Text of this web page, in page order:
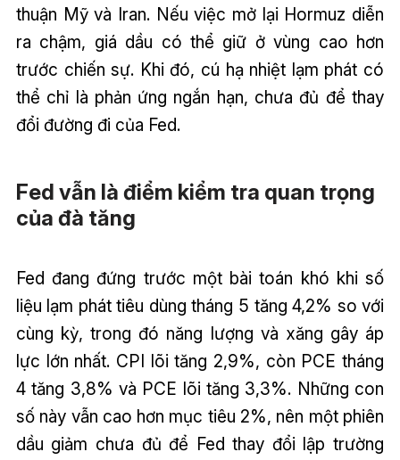
thuận Mỹ và Iran. Nếu việc mở lại Hormuz diễn
ra chậm, giá dầu có thể giữ ở vùng cao hơn
trước chiến sự. Khi đó, cú hạ nhiệt lạm phát có
thể chỉ là phản ứng ngắn hạn, chưa đủ để thay
đổi đường đi của Fed.
Fed vẫn là điểm kiểm tra quan trọng
của đà tăng
Fed đang đứng trước một bài toán khó khi số
liệu lạm phát tiêu dùng tháng 5 tăng 4,2% so với
cùng kỳ, trong đó năng lượng và xăng gây áp
lực lớn nhất. CPI lõi tăng 2,9%, còn PCE tháng
4 tăng 3,8% và PCE lõi tăng 3,3%. Những con
số này vẫn cao hơn mục tiêu 2%, nên một phiên
dầu giảm chưa đủ để Fed thay đổi lập trường